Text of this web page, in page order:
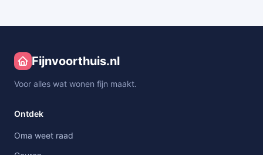
Fijnvoorthuis.nl
Voor alles wat wonen fijn maakt.
Ontdek
Oma weet raad